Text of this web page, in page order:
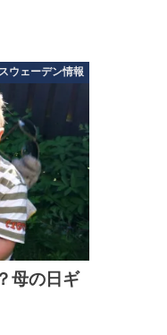
スウェーデン情報
母の日ギ